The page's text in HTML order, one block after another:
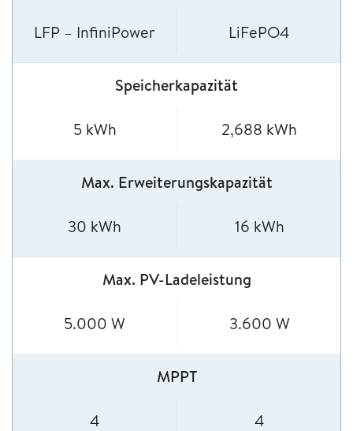
LFP – InfiniPower LiFePO4
Speicherkapazität
5 kWh 2,688 kWh
Max. Erweiterungskapazität
30 kWh 16 kWh
Max. PV-Ladeleistung
5.000 W 3.600 W
MPPT
4 4